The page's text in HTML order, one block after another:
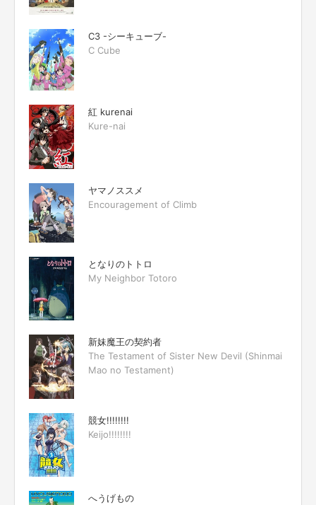
C3 -シーキューブ-
C Cube
紅 kurenai
Kure-nai
ヤマノススメ
Encouragement of Climb
となりのトトロ
My Neighbor Totoro
新妹魔王の契約者
The Testament of Sister New Devil (Shinmai
Mao no Testament)
競女!!!!!!!!
Keijo!!!!!!!!
へうげもの